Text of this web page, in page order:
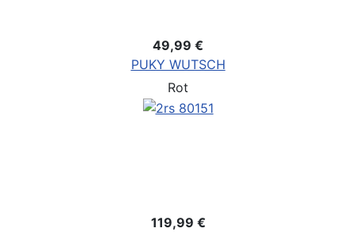
49,99 €
PUKY WUTSCH
Rot
119,99 €